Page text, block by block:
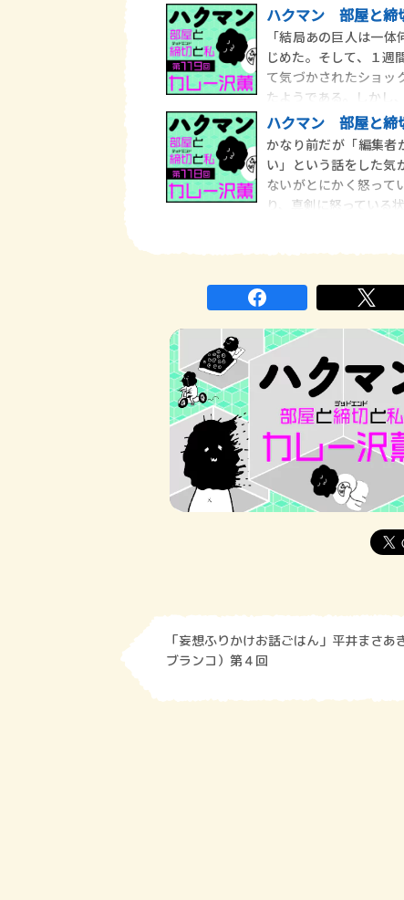
ハクマン 部屋と締
「結局あの巨人は一
じめた。そして、１週
て気づかされたショッ
たようである。しかし
ハクマン 部屋と締
かなり前だが「編集
い」という話をした気
ないがとにかく怒って
り、真剣に怒っている
「妄想ふりかけお話ごはん」平井まさあ
ブランコ）第４回